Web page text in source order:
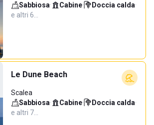
Sabbiosa· Cabine· Doccia calda·
e altri 6…
Le Dune Beach
Scalea
Sabbiosa· Cabine· Doccia calda·
e altri 7…